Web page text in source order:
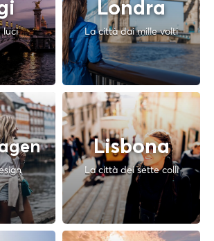
luci
Londra
La città dai mille volti
Lisbona
La città dei sette colli